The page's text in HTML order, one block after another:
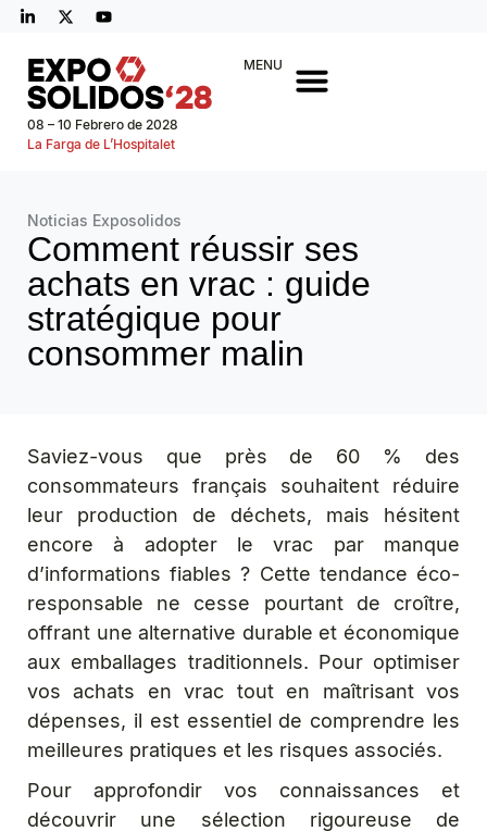
08 – 10 Febrero de 2028
La Farga de L’Hospitalet
MENU
Noticias Exposolidos
Comment réussir ses
achats en vrac : guide
stratégique pour
consommer malin
Saviez-vous que près de 60 % des
consommateurs français souhaitent réduire
leur production de déchets, mais hésitent
encore à adopter le vrac par manque
d’informations fiables ? Cette tendance éco-
responsable ne cesse pourtant de croître,
offrant une alternative durable et économique
aux emballages traditionnels. Pour optimiser
vos achats en vrac tout en maîtrisant vos
dépenses, il est essentiel de comprendre les
meilleures pratiques et les risques associés.
Pour approfondir vos connaissances et
découvrir une sélection rigoureuse de